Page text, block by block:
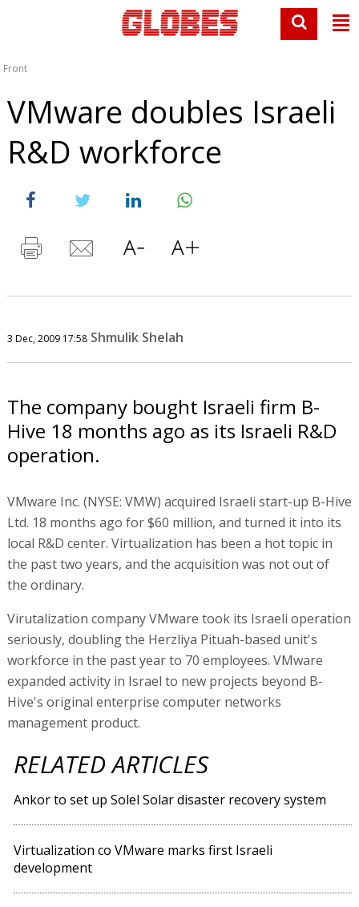
Front
VMware doubles Israeli
R&D workforce
3 Dec, 2009 17:58 Shmulik Shelah
The company bought Israeli firm B-
Hive 18 months ago as its Israeli R&D
operation.
VMware Inc. (NYSE: VMW) acquired Israeli start-up B-Hive
Ltd. 18 months ago for $60 million, and turned it into its
local R&D center. Virtualization has been a hot topic in
the past two years, and the acquisition was not out of
the ordinary.
Virutalization company VMware took its Israeli operation
seriously, doubling the Herzliya Pituah-based unit's
workforce in the past year to 70 employees. VMware
expanded activity in Israel to new projects beyond B-
Hive's original enterprise computer networks
management product.
RELATED ARTICLES
Ankor to set up Solel Solar disaster recovery system
Virtualization co VMware marks first Israeli
development